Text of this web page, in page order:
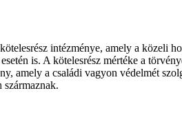
intézménye, amely a közeli
is. A kötelesrész mértéke a
amely a családi vagyon védelmét
származnak.